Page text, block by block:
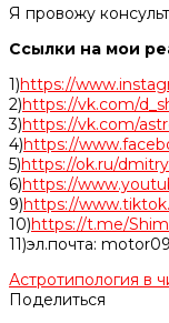
Я провожу
Ссылки на мои
1)https://
2)https://vk.com/
3)https://vk.com/
4)https://
5)https://ok.ru/
6)https://
9)https://
10)https://t.me/
11)эл.почта:
Астротипология в
Поделиться